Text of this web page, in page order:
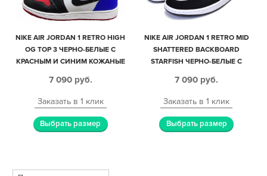
NIKE AIR JORDAN 1 RETRO HIGH
OG TOP 3 ЧЕРНО-БЕЛЫЕ С
КРАСНЫМ И СИНИМ КОЖАНЫЕ
7 090 руб.
Заказать в 1 клик
Выбрать размер
NIKE AIR JORDAN 1 RETRO MID
SHATTERED BACKBOARD
STARFISH ЧЕРНО-БЕЛЫЕ С
МУЖСКИЕ (40-45)
7 090 руб.
Заказать в 1 клик
Выбрать размер